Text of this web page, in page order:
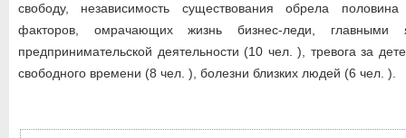
свободу, независимость существования обрела
факторов, омрачающих жизнь бизнес-леди, главными
предпринимательской деятельности (10 чел. ), тревога за
свободного времени (8 чел. ), болезни близких людей (6 чел. ).